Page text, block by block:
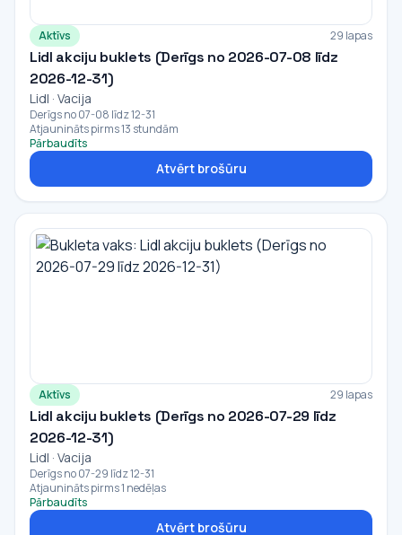
Aktīvs 29 lapas
Lidl akciju buklets (Derīgs no 2026-07-08 līdz
2026-12-31)
Lidl · Vacija
Derīgs no 07-08 līdz 12-31
Atjaunināts pirms 13 stundām
Pārbaudīts
Atvērt brošūru
Aktīvs 29 lapas
Lidl akciju buklets (Derīgs no 2026-07-29 līdz
2026-12-31)
Lidl · Vacija
Derīgs no 07-29 līdz 12-31
Atjaunināts pirms 1 nedēļas
Pārbaudīts
Atvērt brošūru